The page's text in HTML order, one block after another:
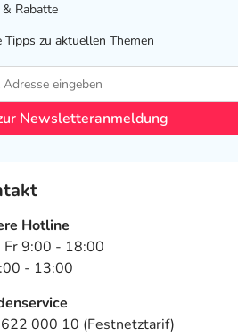
Rabatte
Tipps zu aktuellen Themen
Newsletteranmeldung
Hotline
Fr 9:00 - 18:00
- 13:00
000 10 (Festnetztarif)